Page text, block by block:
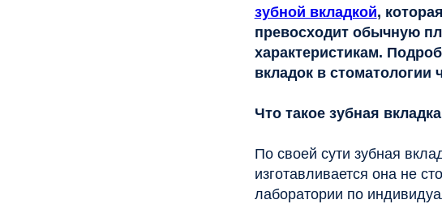
Что такое зубная вкладка?
По своей сути зубная вкладка
изготавливается она не
повторяет форму полости и более
Вкладки, которые используются
вкладками. Это абсолютно разные
вместо пломбы– это